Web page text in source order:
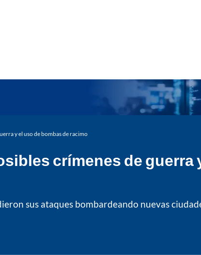
y el uso de bombas de racimo
crímenes de guerra
sus ataques bombardeando nuevas